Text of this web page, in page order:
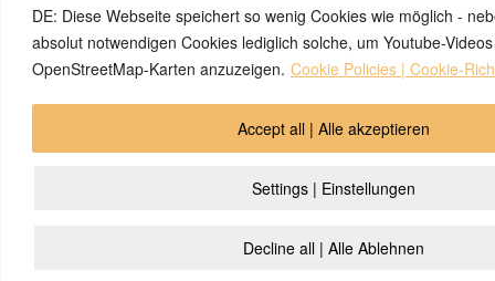
DE: Diese Webseite speichert so wenig Cookies wie möglich -
absolut notwendigen Cookies lediglich solche, um Youtube-
OpenStreetMap-Karten anzuzeigen. Cookie Policies | Cookie-
Settings | Einstellungen
Decline all | Alle Ablehnen
Accept all | Alle akzeptieren